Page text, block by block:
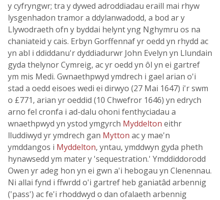
y cyfryngwr; tra y dywed adroddiadau eraill mai rhyw
lysgenhadon tramor a ddylanwadodd, a bod ar y
Llywodraeth ofn y byddai helynt yng Nghymru os na
chaniateid y cais. Erbyn Gorffennaf yr oedd yn rhydd ac
yn abl i ddiddanu'r dyddiadurwr John Evelyn yn Llundain
gyda thelynor Cymreig, ac yr oedd yn ôl yn ei gartref
ym mis Medi. Gwnaethpwyd ymdrech i gael arian o'i
stad a oedd eisoes wedi ei dirwyo (27 Mai 1647) i'r swm
o £771, arian yr oeddid (10 Chwefror 1646) yn edrych
arno fel cronfa i ad-dalu ohoni fenthyciadau a
wnaethpwyd yn ystod ymgyrch Myddelton eithr
lluddiwyd yr ymdrech gan Mytton ac y mae'n
ymddangos i Myddelton, yntau, ymddwyn gyda pheth
hynawsedd ym mater y 'sequestration.' Ymddiddorodd
Owen yr adeg hon yn ei gwn a'i hebogau yn Clenennau.
Ni allai fynd i ffwrdd o'i gartref heb ganiatâd arbennig
('pass') ac fe'i rhoddwyd o dan ofalaeth arbennig